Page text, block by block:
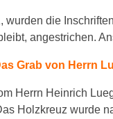
wurden die
angestrichen.
Grab von Herrn
Herrn Heinrich
Holzkreuz wurde